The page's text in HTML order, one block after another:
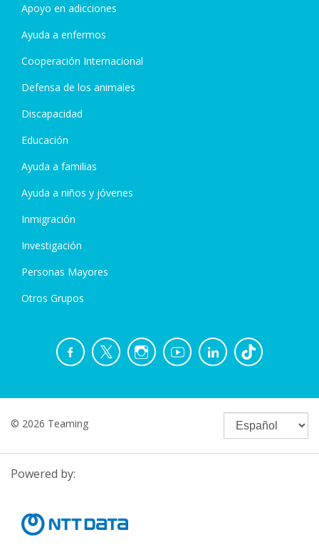
Apoyo en adicciones
Ayuda a enfermos
Cooperación Internacional
Defensa de los animales
Discapacidad
Educación
Ayuda a familias
Ayuda a niños y jóvenes
Inmigración
Investigación
Personas Mayores
Otros Grupos
© 2026 Teaming
Powered by: